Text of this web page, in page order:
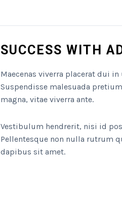
SUCCESS WITH
Maecenas viverra placerat dui
Suspendisse malesuada
magna, vitae viverra ante.
Vestibulum hendrerit, nisi id
Pellentesque non nulla rutrum
dapibus sit amet.